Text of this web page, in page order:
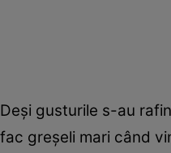
Deşi gusturile s-au
fac greşeli mari când